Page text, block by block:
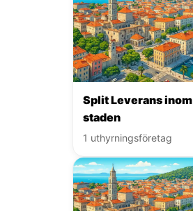
Split Leverans inom
staden
1 uthyrningsföretag